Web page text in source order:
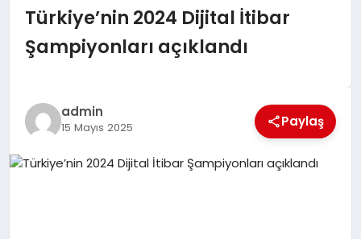
SAĞLIK
TEKNOLOJI
DÜNYA
Türkiye’nin 2024 Dijital İtibar
Şampiyonları açıklandı
admin
15 Mayıs 2025 Paylaş